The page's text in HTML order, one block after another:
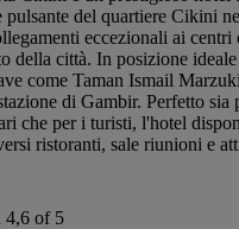
pulsante del quartiere Cikini
eccezionali ai centri
della città. In posizione
come Taman Ismail
di Gambir. Perfetto sia
che per i turisti, l'hotel
ristoranti, sale riunioni e
4,6 of 5